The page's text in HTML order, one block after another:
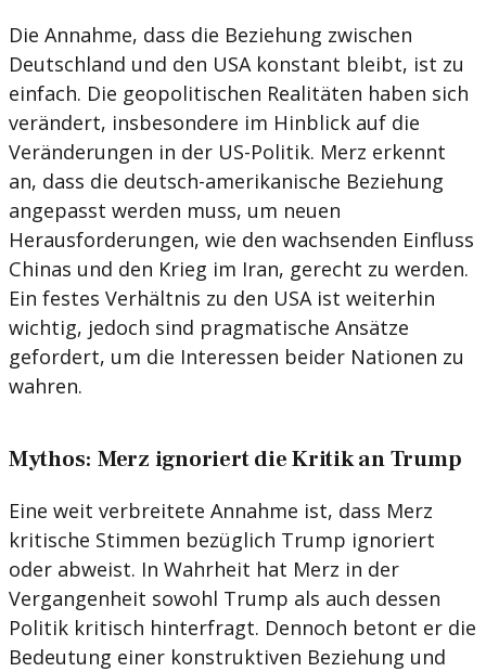
Die Annahme, dass die Beziehung zwischen
Deutschland und den USA konstant bleibt, ist zu
einfach. Die geopolitischen Realitäten haben sich
verändert, insbesondere im Hinblick auf die
Veränderungen in der US-Politik. Merz erkennt
an, dass die deutsch-amerikanische Beziehung
angepasst werden muss, um neuen
Herausforderungen, wie den wachsenden Einfluss
Chinas und den Krieg im Iran, gerecht zu werden.
Ein festes Verhältnis zu den USA ist weiterhin
wichtig, jedoch sind pragmatische Ansätze
gefordert, um die Interessen beider Nationen zu
wahren.
Mythos: Merz ignoriert die Kritik an Trump
Eine weit verbreitete Annahme ist, dass Merz
kritische Stimmen bezüglich Trump ignoriert
oder abweist. In Wahrheit hat Merz in der
Vergangenheit sowohl Trump als auch dessen
Politik kritisch hinterfragt. Dennoch betont er die
Bedeutung einer konstruktiven Beziehung und